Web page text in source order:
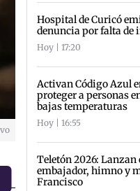
Hospital de Curicó
denuncia por falta de
Hoy | 17:20
Activan Código Azul
proteger a personas
bajas temperaturas
Hoy | 16:55
Teletón 2026:
embajador, himno y
Francisco